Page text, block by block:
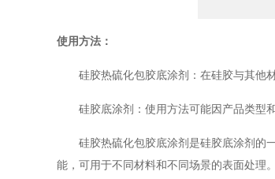
使用方法：
硅胶热硫化包胶底涂剂：在硅胶与其他
硅胶底涂剂：使用方法可能因产品类型
硅胶热硫化包胶底涂剂是硅胶底涂剂的
能，可用于不同材料和不同场景的表面处理